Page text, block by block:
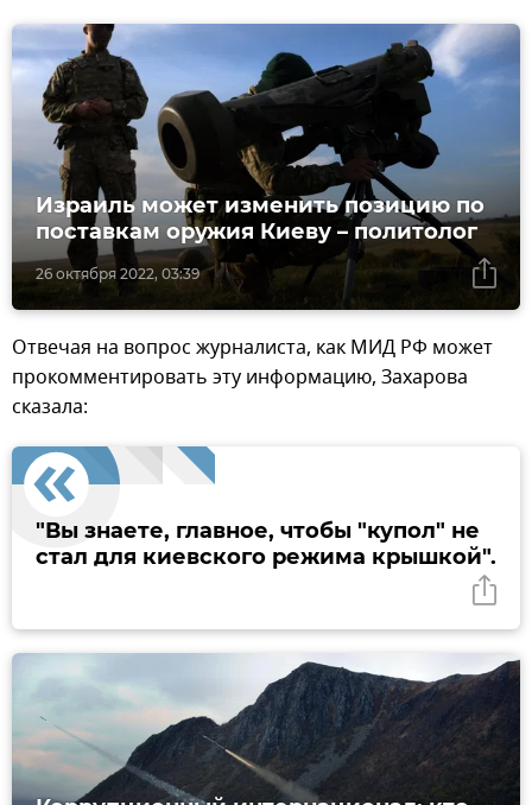
26 октября 2022, 03:39
Израиль может изменить позицию по
поставкам оружия Киеву – политолог
Отвечая на вопрос журналиста, как МИД РФ может
прокомментировать эту информацию, Захарова
сказала:
"Вы знаете, главное, чтобы "купол" не
стал для киевского режима крышкой".